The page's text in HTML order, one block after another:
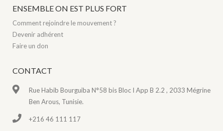
ENSEMBLE ON EST PLUS FORT
Comment rejoindre le mouvement ?
Devenir adhérent
Faire un don
CONTACT
Rue Habib Bourguiba N°58 bis Bloc I App B 2.2 , 2033 Mégrine
Ben Arous, Tunisie.
+216 46 111 117